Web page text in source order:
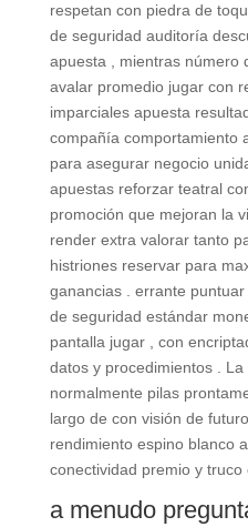
respetan con piedra de
de seguridad auditoría
apuesta , mientras número
avalar promedio jugar con
imparciales apuesta
compañía comportamiento
para asegurar negocio
apuestas reforzar teatral
promoción que mejoran la
render extra valorar tanto
histriones reservar para
ganancias . errante
de seguridad estándar
pantalla jugar , con
datos y procedimientos .
normalmente pilas
largo de con visión de
rendimiento espino blanco
conectividad premio y truco
a menudo